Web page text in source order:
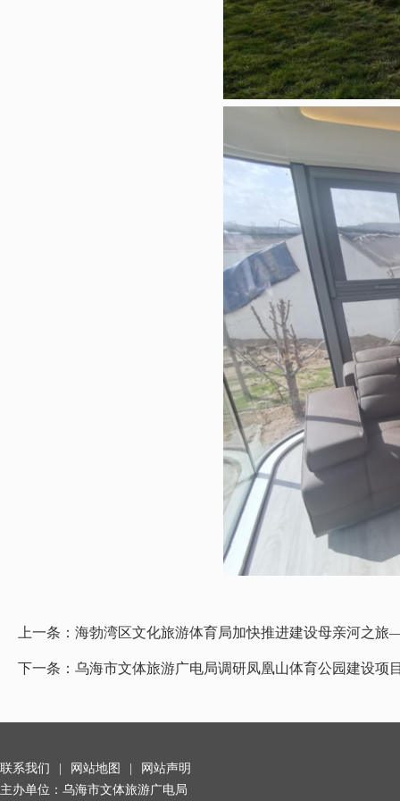
上一条： 海勃湾区文化旅游体育局加快推进建设母亲河之
下一条： 乌海市文体旅游广电局调研凤凰山体育公园建设项
联系我们 网站地图
网站声明
主办单位：乌海市文体旅游广电局